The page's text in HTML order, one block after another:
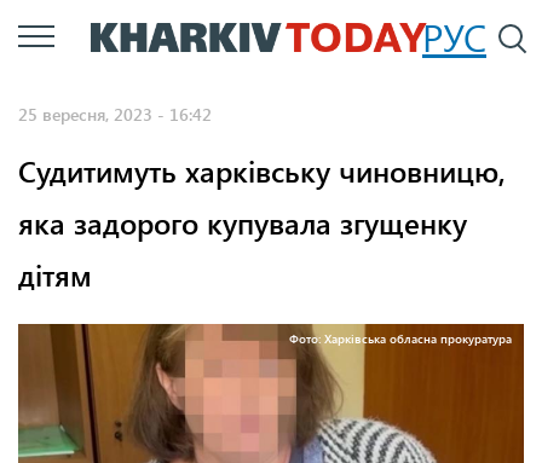
Перейти
до
РУС
25 вересня, 2023 - 16:42
Судитимуть харківську чиновницю,
яка задорого купувала згущенку
дітям
Фото: Харківська обласна прокуратура